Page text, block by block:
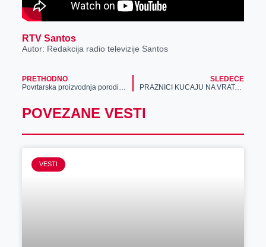
RTV Santos
Autor: Redakcija radio televizije Santos
PRETHODNO
SLEDEĆE
PRAZNICI KUCAJU NA VRATA: Dočekaj ih punih džepova – preuzmi deo fonda od 2.500.000 EVRA!
POVEZANE VESTI
VESTI